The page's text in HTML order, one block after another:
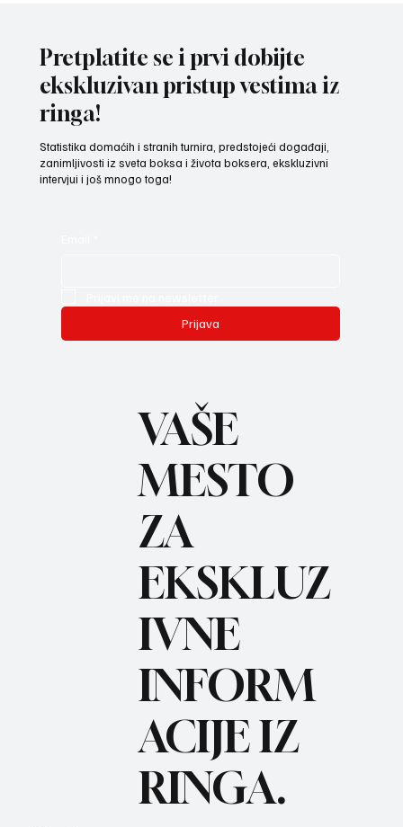
Pretplatite se i prvi dobijte
ekskluzivan pristup vestima iz
ringa!
Statistika domaćih i stranih turnira, predstojeći događaji,
zanimljivosti iz sveta boksa i života boksera, ekskluzivni
intervjui i još mnogo toga!
Prijava
REC
VAŠE
MESTO
ZA
EKSKLUZ
IVNE
INFORM
ACIJE IZ
RINGA.